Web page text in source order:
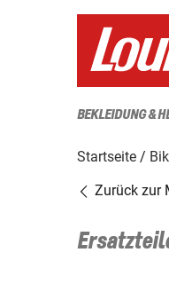
BEKLEIDUNG &
Startseite
Zurück zur